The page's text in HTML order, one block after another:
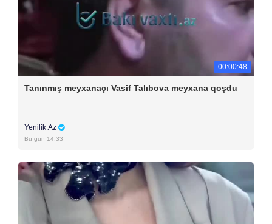
00:00:48
Tanınmış meyxanaçı Vasif Talıbova meyxana qoşdu
Yenilik.Az
Bu gün 14:33